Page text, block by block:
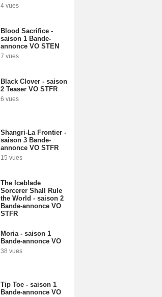
4 vues
Blood Sacrifice -
saison 1 Bande-
annonce VO STEN
7 vues
Black Clover - saison
2 Teaser VO STFR
6 vues
Shangri-La Frontier -
saison 3 Bande-
annonce VO STFR
15 vues
The Iceblade
Sorcerer Shall Rule
the World - saison 2
Bande-annonce VO
STFR
Moria - saison 1
Bande-annonce VO
38 vues
Tip Toe - saison 1
Bande-annonce VO